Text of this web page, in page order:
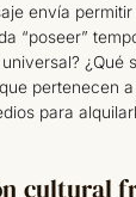
envía
“poseer”
¿Qué
pertenecen
para
cultural